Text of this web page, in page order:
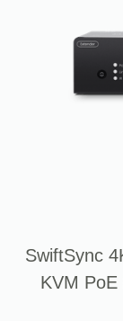
SwiftSync
KVM